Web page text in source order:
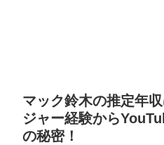
マック鈴木の推定年
ジャー経験から
の秘密！